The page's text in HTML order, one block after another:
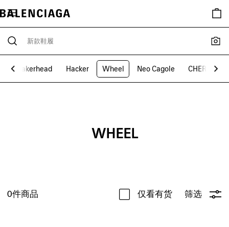
Sneakerhead Hacker Wheel Neo Cagole CHERI
WHEEL
0件商品 仅看有货 筛选